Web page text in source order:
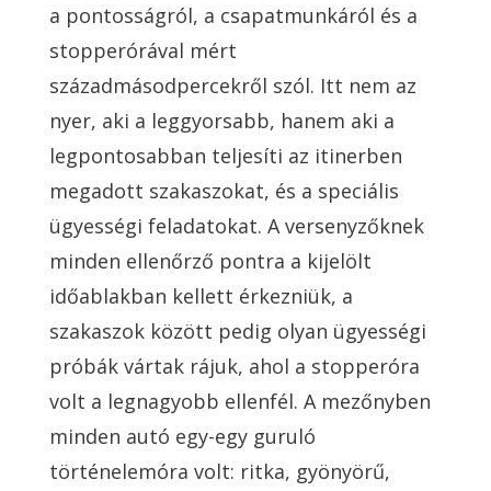
a pontosságról, a csapatmunkáról és a
stopperórával mért
századmásodpercekről szól. Itt nem az
nyer, aki a leggyorsabb, hanem aki a
legpontosabban teljesíti az itinerben
megadott szakaszokat, és a speciális
ügyességi feladatokat. A versenyzőknek
minden ellenőrző pontra a kijelölt
időablakban kellett érkezniük, a
szakaszok között pedig olyan ügyességi
próbák vártak rájuk, ahol a stopperóra
volt a legnagyobb ellenfél. A mezőnyben
minden autó egy-egy guruló
történelemóra volt: ritka, gyönyörű,